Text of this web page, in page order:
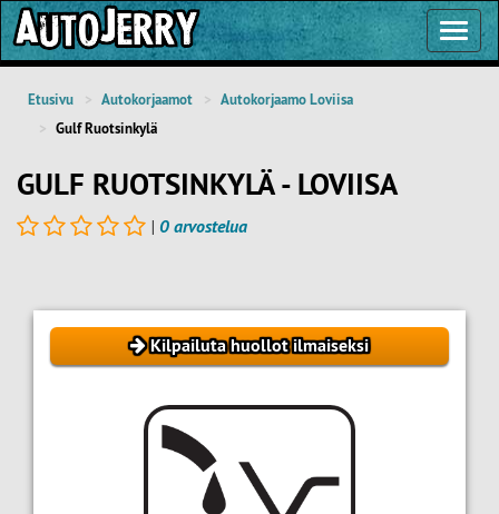
Etusivu Autokorjaamot
Autokorjaamo Loviisa
Gulf Ruotsinkylä
GULF RUOTSINKYLÄ - LOVIISA
| 0 arvostelua
Kilpailuta huollot ilmaiseksi